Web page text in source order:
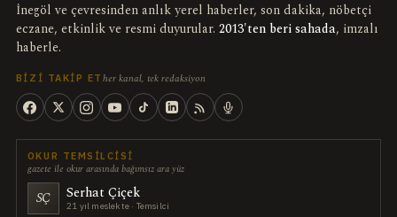
İnegöl ve çevresinden anlık yerel haberler, son dakika, nöbetçi
eczane, etkinlik ve resmi duyurular. 2013'ten beri sahada, imzalı
haberle.
BIZI TAKIP ET her kanal, tek redaksiyon
OKUR TEMSILCISI
gazete ile okur arasında bağımsız ara yüz
SÇ Serhat Çiçek
21 yıl meslekte · Temsilci